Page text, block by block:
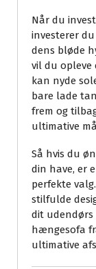
Når du
investerer
dens bløde
vil du opleve
kan nyde
bare lade
frem og
ultimative
Så hvis du
din have, er
perfekte
stilfulde
dit udendørs
hængesofa
ultimative